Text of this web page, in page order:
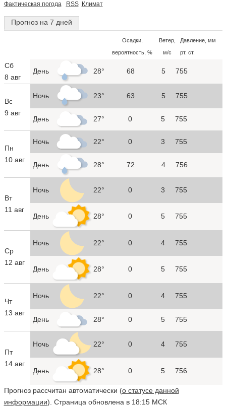
Фактическая погода RSS Климат
Прогноз на 7 дней
Осадки,
вероятность, %
Ветер,
м/с
Давление, мм
рт. ст.
Сб
8 авг
День 28° 68 5 755
Вс
9 авг
Ночь 23° 63 5 755
День 27° 0 5 755
Пн
10 авг
Ночь 22° 0 3 755
День 28° 72 4 756
Вт
11 авг
Ночь 22° 0 3 755
День 28° 0 5 755
Ср
12 авг
Ночь 22° 0 4 755
День 28° 0 5 755
Чт
13 авг
Ночь 22° 0 4 755
День 28° 0 5 755
Пт
14 авг
Ночь 22° 0 4 755
День 28° 0 5 756
Прогноз рассчитан автоматически (о статусе данной
информации). Страница обновлена в 18:15 МСК